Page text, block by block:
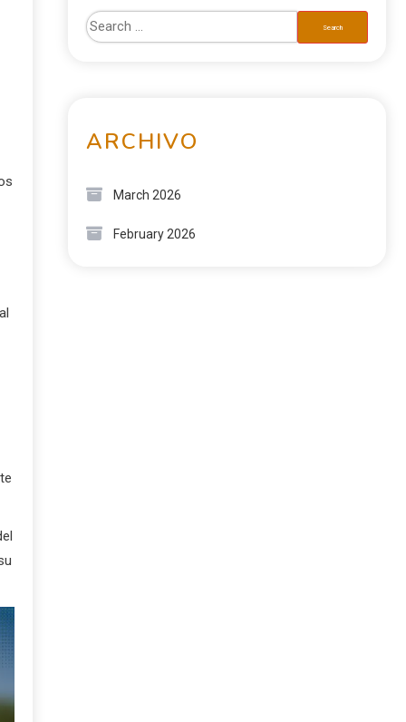
ARCHIVO
March 2026
February 2026